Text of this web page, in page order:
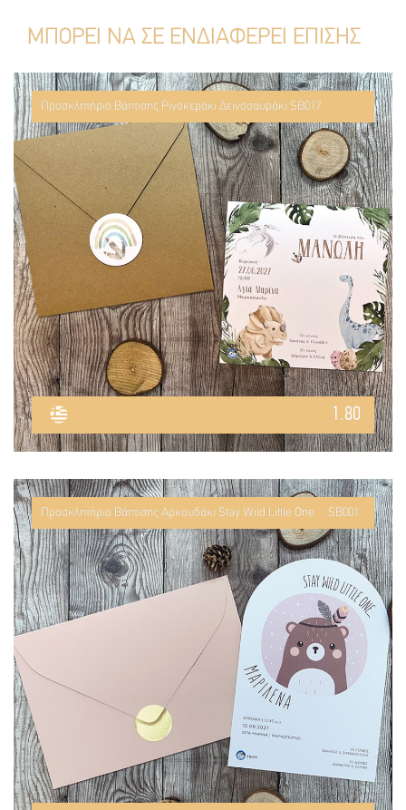
ΜΠΟΡΕΙ ΝΑ ΣΕ ΕΝΔΙΑΦΕΡΕΙ ΕΠΙΣΗΣ
Προσκλητήριο Βάπτισης Ρινοκεράκι Δεινοσαυράκι SB017
1.80
Προσκλητήριο Βάπτισης Αρκουδάκι Stay Wild Little One… SB001